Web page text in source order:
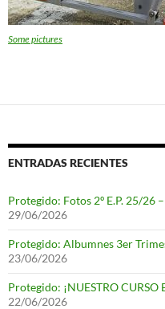
Some pictures
ENTRADAS RECIENTES
Protegido: Fotos 2º E.P. 25/26
29/06/2026
Protegido: Albumnes 3er
23/06/2026
Protegido: ¡NUESTRO CURSO
22/06/2026